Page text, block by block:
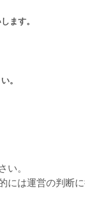
ます。
。
い。
は運営の判断に